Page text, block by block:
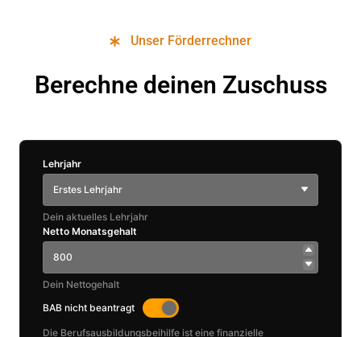
Unser Förderrechner
Berechne deinen Zuschuss
Lehrjahr
Erstes Lehrjahr
Dein aktuelles Lehrjahr
Netto Monatsgehalt
Dein Nettogehalt
BAB nicht beantragt
Die Berufsausbildungsbeihilfe ist eine finanzielle